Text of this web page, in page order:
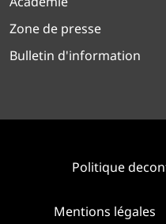
Zone de presse
Bulletin d'information
Politique
Mentions légales